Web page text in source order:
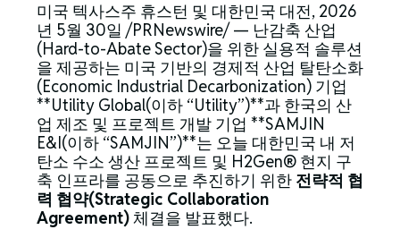
미국 텍사스주 휴스턴 및 대한민국 대전, 2026
년 5월 30일 /PRNewswire/ — 난감축 산업
(Hard-to-Abate Sector)을 위한 실용적 솔루션
을 제공하는 미국 기반의 경제적 산업 탈탄소화
(Economic Industrial Decarbonization) 기업
**Utility Global(이하 “Utility”)**과 한국의 산
업 제조 및 프로젝트 개발 기업 **SAMJIN
E&I(이하 “SAMJIN”)**는 오늘 대한민국 내 저
탄소 수소 생산 프로젝트 및 H2Gen® 현지 구
축 인프라를 공동으로 추진하기 위한 전략적 협
력 협약(Strategic Collaboration
Agreement)체결을 발표했다.